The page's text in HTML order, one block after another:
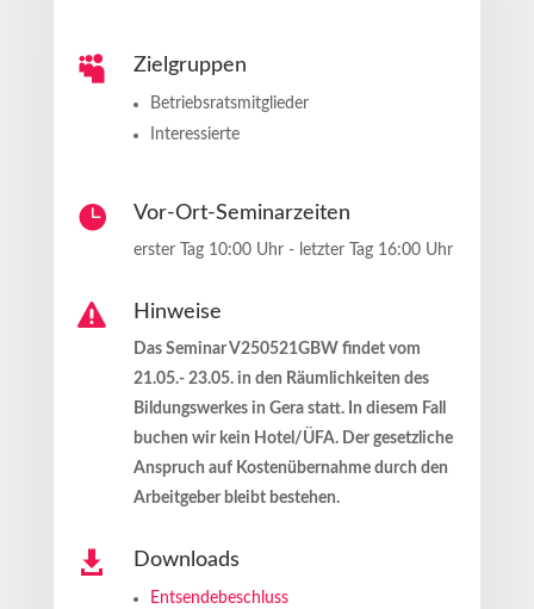
 Zielgruppen
Betriebsratsmitglieder
Interessierte
 Vor-Ort-Seminarzeiten
erster Tag 10:00 Uhr - letzter Tag 16:00 Uhr
 Hinweise
Das Seminar V250521GBW findet vom
21.05.- 23.05. in den Räumlichkeiten des
Bildungswerkes in Gera statt. In diesem Fall
buchen wir kein Hotel/ÜFA. Der gesetzliche
Anspruch auf Kostenübernahme durch den
Arbeitgeber bleibt bestehen.
 Downloads
Entsendebeschluss